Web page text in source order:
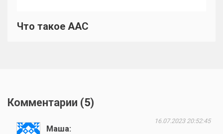
Что такое AAC
Комментарии (5)
Маша
16.07.2023 20:52:45